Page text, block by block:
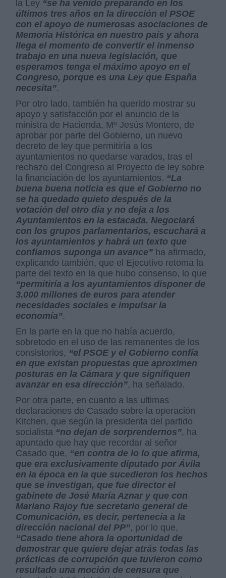
la Ley “se ha venido preparando en los
últimos tres años en la dirección el PSOE
con el apoyo de numerosas asociaciones de
Memoria Histórica en nuestro país y ahora
llega el momento de convertir el inmenso
trabajo en una nueva legislación, que
esperamos tenga el máximo apoyo en el
Congreso, porque es una Ley que España
necesita”.
Por otro lado, también ha querido mostrar su
apoyo y satisfacción por el anuncio de la
ministra de Hacienda, Mº Jesús Montero, de
aprobar por parte del Gobierno, un nuevo
decreto de ley que permitiría a los
ayuntamientos no quedarse varados, tras el
rechazo del Congreso al Proyecto de ley sobre
la financiación de los ayuntamientos. “La
buena buena noticia es que el Gobierno no
se ha quedado quieto después de la
votación del otro día y no deja a los
Ayuntamientos en la estacada. Negociará
con los grupos parlamentarios, escuchará a
los ayuntamientos y habrá un texto que
confiamos suponga un avance” ha afirmado,
explicando también, que el Ejecutivo retoma la
parte del texto en la que hubo consenso, lo que
“permitiría a los ayuntamientos disponer de
3.000 millones de euros para atender
necesidades sociales e impulsar la
economía”.
En la parte en la que no había acuerdo,
sobretodo en el uso de las remanentes de los
consistorios, “el PSOE y el Gobierno confía
en que existan propuestas que aproximen
posturas en la Cámara y que signifiquen
avanzar en esa dirección”, ha señalado.
Por otra parte, en cuanto a las ultimas
declaraciones de Casado sobre la operación
Kitchen, que según la presidenta del partido
socialista “no dejan de sorprendernos”, ha
apuntado que hay que recordar al señor
Casado que, “en contra de lo lo que afirma,
que era exclusivamente diputado por Ávila
en la época en la que sucedieron los hechos
que se investigan, que fue director el
gabinete de José María Aznar y que con
Mariano Rajoy fue secretario general de
Comunicación, es decir, pertenecía a la
dirección nacional del PP”, por lo que,
“Casado tiene ahora la oportunidad de
demostrar que quiere dejar atrás todas las
prácticas de corrupción que tuvieron como
resultado una moción de censura que